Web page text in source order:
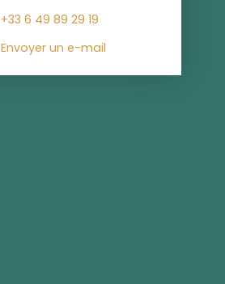
+33 6 49 89 29 19
Envoyer un e-mail